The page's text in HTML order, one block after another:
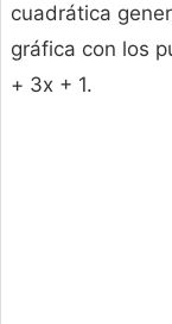
cuadrática
gráfica con los
+ 3x + 1.